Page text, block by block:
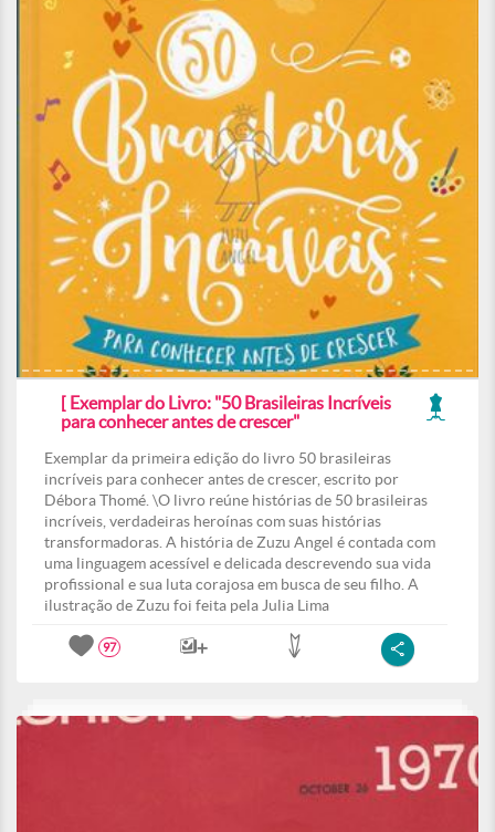
[ Exemplar do Livro: "50 Brasileiras Incríveis
para conhecer antes de crescer"
Exemplar da primeira edição do livro 50 brasileiras
incríveis para conhecer antes de crescer, escrito por
Débora Thomé. \O livro reúne histórias de 50 brasileiras
incríveis, verdadeiras heroínas com suas histórias
transformadoras. A história de Zuzu Angel é contada com
uma linguagem acessível e delicada descrevendo sua vida
profissional e sua luta corajosa em busca de seu filho. A
ilustração de Zuzu foi feita pela Julia Lima
97